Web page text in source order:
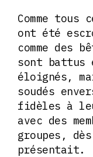
Comme
ont été
comme des
sont battus
éloignés,
soudés
fidèles à
avec des
groupes,
présentait.